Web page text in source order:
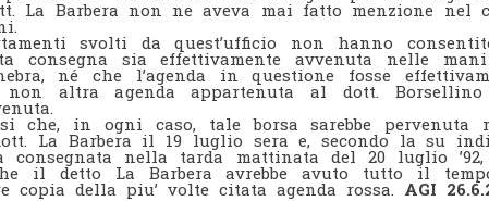
La Barbera non ne aveva mai fatto menzione nel
svolti da quest’ufficio non hanno
consegna sia effettivamente avvenuta nelle
né che l’agenda in questione fosse
non altra agenda appartenuta al dott.
che, in ogni caso, tale borsa sarebbe pervenuta
La Barbera il 19 luglio sera e, secondo la su
consegnata nella tarda mattinata del 20 luglio
il detto La Barbera avrebbe avuto tutto il
copia della piu’ volte citata agenda rossa. AGI